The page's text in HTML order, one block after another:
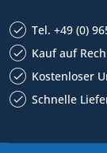
Tel. +49 (0)
Kauf auf
Kostenloser
Schnelle